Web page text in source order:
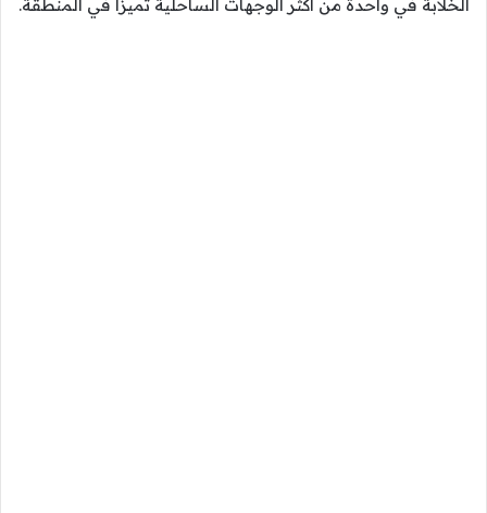
الخلابة في واحدة من أكثر الوجهات الساحلية تميزاً في المنطقة.